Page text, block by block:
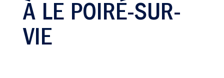
À LE POIRÉ-SUR-
VIE